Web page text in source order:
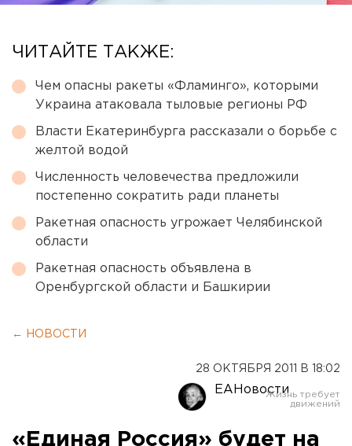
ЧИТАЙТЕ ТАКЖЕ:
Чем опасны ракеты «Фламинго», которыми
Украина атаковала тыловые регионы РФ
Власти Екатеринбурга рассказали о борьбе с
желтой водой
Численность человечества предложили
постепенно сократить ради планеты
Ракетная опасность угрожает Челябинской
области
Ракетная опасность объявлена в
Оренбургской области и Башкирии
← НОВОСТИ
28 ОКТЯБРЯ 2011 В 18:02
ЕАНовости
«Единая Россия» будет на